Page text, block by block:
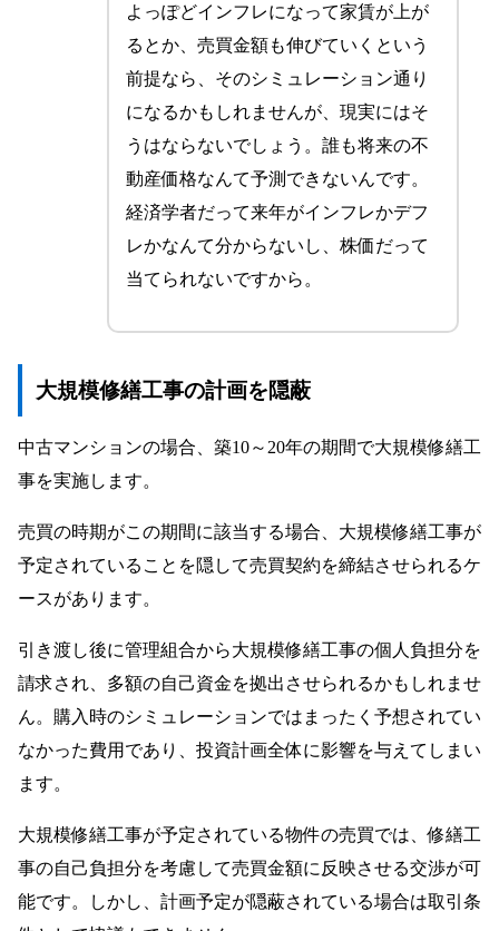
よっぽどインフレになって家賃が上が
るとか、売買金額も伸びていくという
前提なら、そのシミュレーション通り
になるかもしれませんが、現実にはそ
うはならないでしょう。誰も将来の不
動産価格なんて予測できないんです。
経済学者だって来年がインフレかデフ
レかなんて分からないし、株価だって
当てられないですから。
大規模修繕工事の計画を隠蔽
中古マンションの場合、築10～20年の期間で大規模修繕工
事を実施します。
売買の時期がこの期間に該当する場合、大規模修繕工事が
予定されていることを隠して売買契約を締結させられるケ
ースがあります。
引き渡し後に管理組合から大規模修繕工事の個人負担分を
請求され、多額の自己資金を拠出させられるかもしれませ
ん。購入時のシミュレーションではまったく予想されてい
なかった費用であり、投資計画全体に影響を与えてしまい
ます。
大規模修繕工事が予定されている物件の売買では、修繕工
事の自己負担分を考慮して売買金額に反映させる交渉が可
能です。しかし、計画予定が隠蔽されている場合は取引条